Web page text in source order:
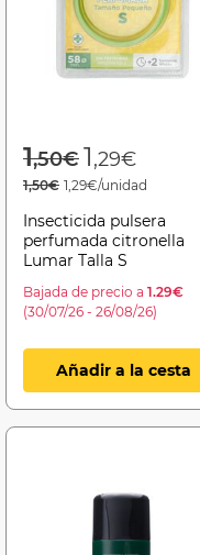
Price
1,50€to
1,29€
1,50€ 1,29€/unidad
Insecticida pulsera
perfumada citronella
Lumar Talla S
Bajada de precio a 1.29€
(30/07/26 - 26/08/26)
Añadir a la cesta